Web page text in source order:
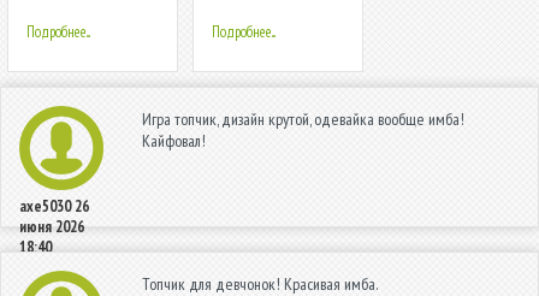
Подробнее...
головоломка
Подробнее...
axe5030 26
июня 2026
18:40
Игра топчик, дизайн крутой, одевайка вообще имба!
Кайфовал!
Топчик для девчонок! Красивая имба.